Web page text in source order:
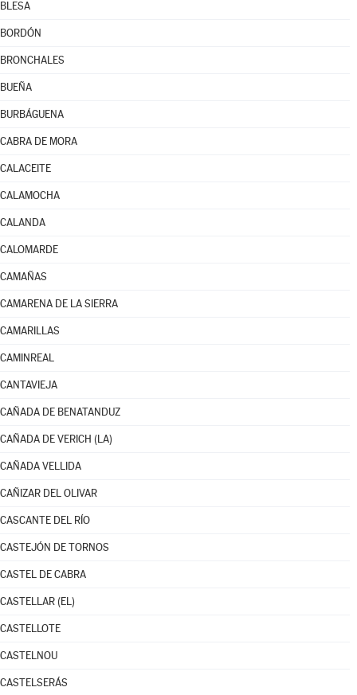
BLESA
BORDÓN
BRONCHALES
BUEÑA
BURBÁGUENA
CABRA DE MORA
CALACEITE
CALAMOCHA
CALANDA
CALOMARDE
CAMAÑAS
CAMARENA DE LA SIERRA
CAMARILLAS
CAMINREAL
CANTAVIEJA
CAÑADA DE BENATANDUZ
CAÑADA DE VERICH (LA)
CAÑADA VELLIDA
CAÑIZAR DEL OLIVAR
CASCANTE DEL RÍO
CASTEJÓN DE TORNOS
CASTEL DE CABRA
CASTELLAR (EL)
CASTELLOTE
CASTELNOU
CASTELSERÁS